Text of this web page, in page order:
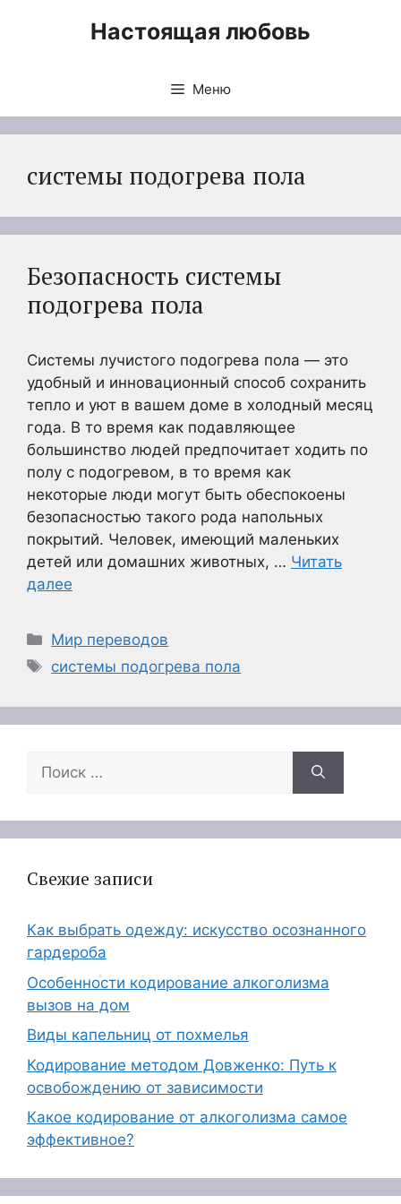
Настоящая любовь
Меню
системы подогрева пола
Безопасность системы
подогрева пола
Системы лучистого подогрева пола — это
удобный и инновационный способ сохранить
тепло и уют в вашем доме в холодный месяц
года. В то время как подавляющее
большинство людей предпочитает ходить по
полу с подогревом, в то время как
некоторые люди могут быть обеспокоены
безопасностью такого рода напольных
покрытий. Человек, имеющий маленьких
детей или домашних животных, … Читать
далее
Рубрики
Мир переводов
Метки
системы подогрева пола
Поиск:
Свежие записи
Как выбрать одежду: искусство осознанного
гардероба
Особенности кодирование алкоголизма
вызов на дом
Виды капельниц от похмелья
Кодирование методом Довженко: Путь к
освобождению от зависимости
Какое кодирование от алкоголизма самое
эффективное?